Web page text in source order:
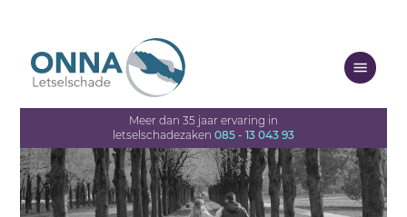
Meer dan 35 jaar ervaring in
letselschadezaken 085 - 13 043 93